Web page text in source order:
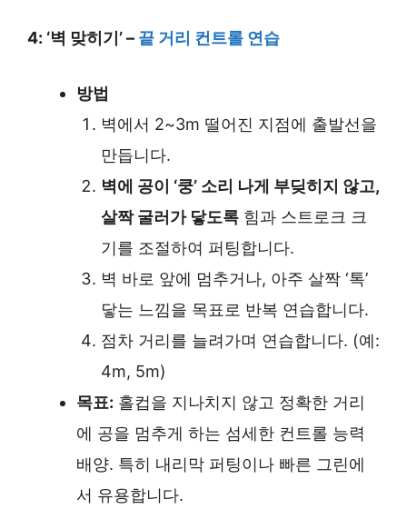
4: ‘벽 맞히기’ – 끝 거리 컨트롤 연습
방법
벽에서 2~3m 떨어진 지점에 출발선을
만듭니다.
벽에 공이 ‘쿵’ 소리 나게 부딪히지 않고,
살짝 굴러가 닿도록 힘과 스트로크 크
기를 조절하여 퍼팅합니다.
벽 바로 앞에 멈추거나, 아주 살짝 ‘톡’
닿는 느낌을 목표로 반복 연습합니다.
점차 거리를 늘려가며 연습합니다. (예:
4m, 5m)
목표: 홀컵을 지나치지 않고 정확한 거리
에 공을 멈추게 하는 섬세한 컨트롤 능력
배양. 특히 내리막 퍼팅이나 빠른 그린에
서 유용합니다.